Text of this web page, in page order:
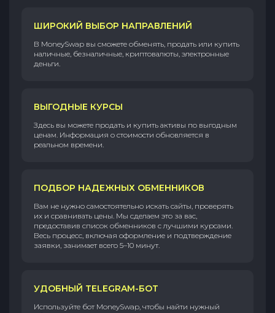
ШИРОКИЙ ВЫБОР НАПРАВЛЕНИЙ
В MoneySwap вы сможете обменять, продать или купить
наличные, безналичные, криптовалюты, электронные
деньги.
ВЫГОДНЫЕ КУРСЫ
Здесь вы можете продать и купить активы по выгодным
ценам. Информация о стоимости обновляется в
реальном времени.
ПОДБОР НАДЕЖНЫХ ОБМЕННИКОВ
Вам не нужно самостоятельно искать сайты, проверять
их и сравнивать цены. Мы сделаем это за вас,
предоставив список обменников с лучшими курсами.
Весь процесс, включая оформление и подтверждение
заявки, занимает всего 5–10 минут.
УДОБНЫЙ TELEGRAM-БОТ
Используйте бот MoneySwap, чтобы найти нужный